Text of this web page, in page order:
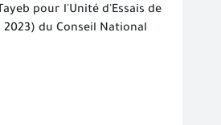
pour l'Unité d'Essais de
du Conseil National